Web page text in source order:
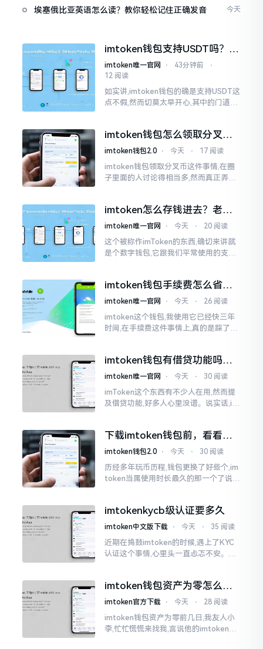
楚
埃塞俄比亚英语怎么读？教你轻松记住正确发音 今天
imtoken钱包支持USDT吗？转
账提现全攻略
imtoken唯一官网 ⋅ 43分钟前
⋅
12 阅读
如实讲,imtoken钱包的确是支持USDT这
点不假,然而切莫太早开心,其中的门道是
费高得主子心疼
imtoken钱包怎么领取分叉
币？老手教你避坑
imtoken钱包2.0 ⋅ 今天 ⋅ 17 阅读
imtoken钱包领取分叉币这件事情,在圈
子里面的人讨论得相当多,然而真正弄明
imtoken怎么存钱进去？老玩
家教你把钱转进钱包
imtoken唯一官网 ⋅ 今天 ⋅ 20 阅读
这个被称作imToken的东西,确切来讲就
是个数字钱包,它跟我们平常使用的支付
时候都会陷入困惑
imtoken钱包手续费怎么省？
老玩家告诉你几个实在招
imtoken唯一官网 ⋅ 今天 ⋅ 26 阅读
imtoken这个钱包,我使用它已经快三年
时间,在手续费这件事情上,真的是踩了好
imtoken钱包有借贷功能吗？
靠谱不靠谱一文说清楚
imtoken唯一官网 ⋅ 今天 ⋅ 30 阅读
imToken这个东西有不少人在用,然而提
及借贷功能,好多人心里没谱。说实话,im
议
下载imtoken钱包前，看看老
用户都咋说
imtoken钱包2.0 ⋅ 今天 ⋅ 30 阅读
历经多年玩币历程,钱包更换了好些个,im
token当属使用时长最久的那一个了说实
imtokenkycb级认证要多久
imtoken中文版下载 ⋅ 今天 ⋅ 35 阅读
近期在捣鼓imtoken的时候,遇上了KYC
认证这个事情,心里头一直忐忑不安。B
说的都不一样
imtoken钱包资产为零怎么找
回？老张教你几招
imtoken官方下载 ⋅ 今天 ⋅ 28 阅读
imtoken钱包资产为零前几日,我友人小
李,忙忙慌慌来找我,言说他的imtoken钱